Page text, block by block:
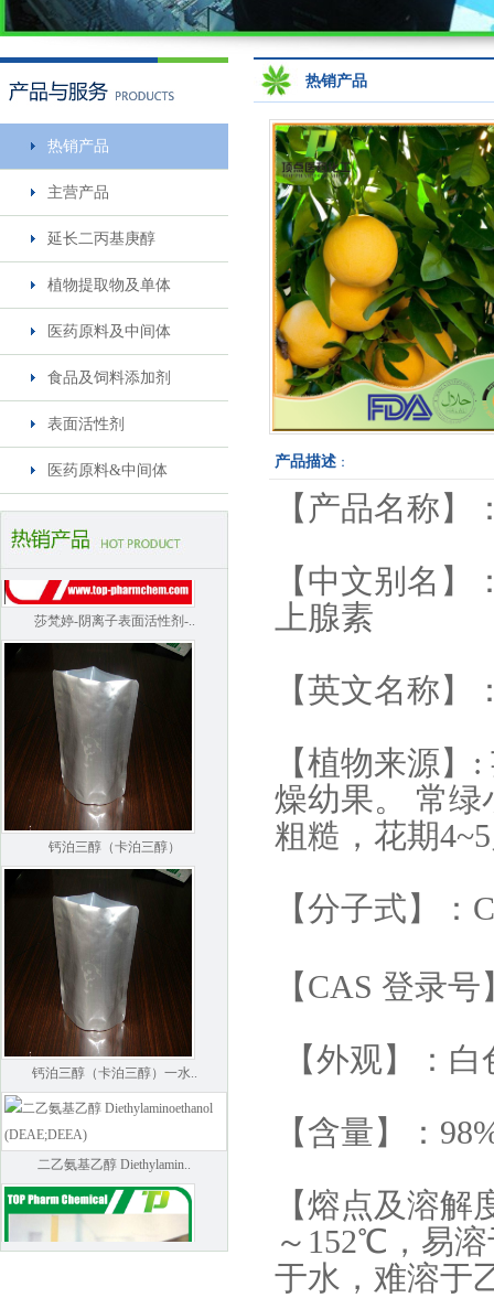
热销产品
主营产品
延长二丙基庚醇
植物提取物及单体
医药原料及中间体
食品及饲料添加剂
表面活性剂
医药原料&中间体
米诺地尔5%溶液
一仲丁胺
莎梵婷-阴离子表面活性剂-..
钙泊三醇（卡泊三醇）
钙泊三醇（卡泊三醇）一水..
二乙氨基乙醇 Diethylamin..
热销产品
产品描述 ：
【产品名称】
【中文别名
上腺素
【英文名称】
【植物来源】
燥幼果。 常绿
粗糙，花期
【分子式】：C
【CAS 登录
【外观】：
【含量】：
【熔点及溶
～152℃，易
于水，难溶于